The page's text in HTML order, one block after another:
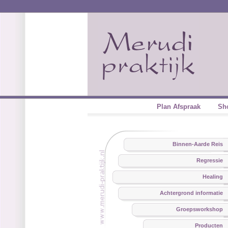
Plan Afspraak
Binnen-Aarde Reis
Regressie
Healing
Achtergrond informatie
Groepsworkshop
Producten